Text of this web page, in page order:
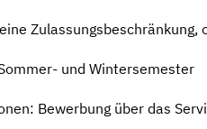
Zulassungsbeschränkung,
und Wintersemester
Bewerbung über das